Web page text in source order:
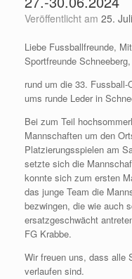
Veröffentlicht am 25.
Liebe Fussballfreunde,
Sportfreunde Schneeberg,
rund um die 33.
ums runde Leder in
Bei zum Teil
Mannschaften um den
Platzierungsspielen am
setzte sich die
konnte sich zum ersten
das junge Team die
bezwingen, die wie auch
ersatzgeschwächt
FG Krabbe.
Wir freuen uns, dass alle
verlaufen sind.